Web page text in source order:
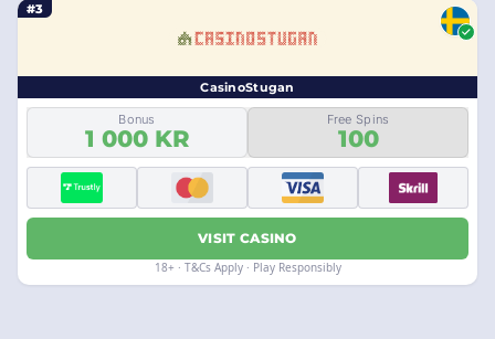
#3
CasinoStugan
Bonus
1 000 KR
Free Spins
100
VISIT CASINO
18+ · T&Cs Apply · Play Responsibly